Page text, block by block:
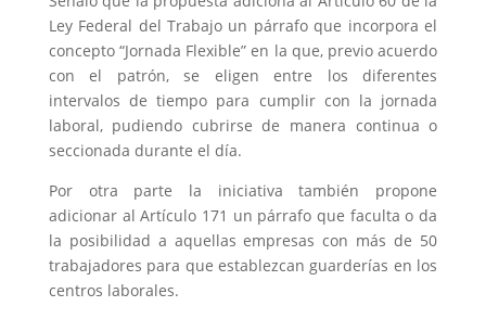
Ley Federal del Trabajo un párrafo que incorpora el
concepto “Jornada Flexible” en la que, previo acuerdo
con el patrón, se eligen entre los diferentes
intervalos de tiempo para cumplir con la jornada
laboral, pudiendo cubrirse de manera continua o
seccionada durante el día.
Por otra parte la iniciativa también propone
adicionar al Artículo 171 un párrafo que faculta o da
la posibilidad a aquellas empresas con más de 50
trabajadores para que establezcan guarderías en los
centros laborales.